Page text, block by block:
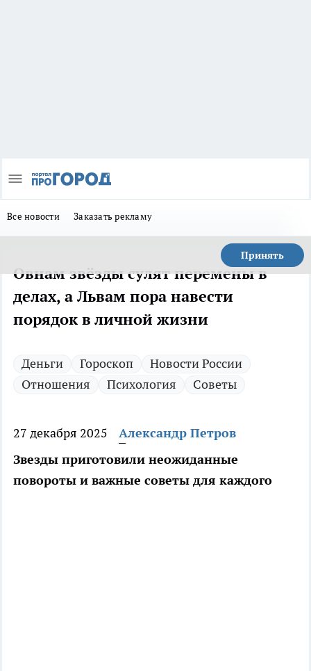
Все новости Заказать рекламу
Принять
Овнам звёзды сулят перемены в
делах, а Львам пора навести
порядок в личной жизни
Деньги Гороскоп
Новости России
Отношения
Психология Советы
27 декабря 2025
Александр Петров
Звезды приготовили неожиданные
повороты и важные советы для каждого